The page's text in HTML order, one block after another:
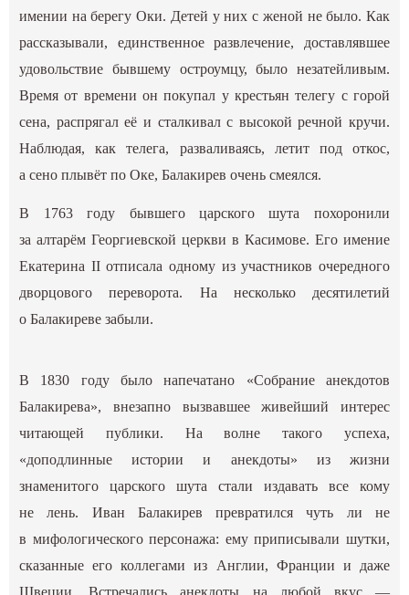
имении на берегу Оки. Детей у них с женой не было. Как
рассказывали, единственное развлечение, доставлявшее
удовольствие бывшему остроумцу, было незатейливым.
Время от времени он покупал у крестьян телегу с горой
сена, распрягал её и сталкивал с высокой речной кручи.
Наблюдая, как телега, разваливаясь, летит под откос,
а сено плывёт по Оке, Балакирев очень смеялся.
В 1763 году бывшего царского шута похоронили
за алтарём Георгиевской церкви в Касимове. Его имение
Екатерина II отписала одному из участников очередного
дворцового переворота. На несколько десятилетий
о Балакиреве забыли.
В 1830 году было напечатано «Собрание анекдотов
Балакирева», внезапно вызвавшее живейший интерес
читающей публики. На волне такого успеха,
«доподлинные истории и анекдоты» из жизни
знаменитого царского шута стали издавать все кому
не лень. Иван Балакирев превратился чуть ли не
в мифологического персонажа: ему приписывали шутки,
сказанные его коллегами из Англии, Франции и даже